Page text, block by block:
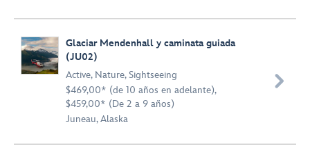
Glaciar Mendenhall y caminata guiada
(JU02)
Active, Nature,Sightseeing
$469,00* (de 10 años en adelante),
$459,00* (De 2 a 9 años)
Juneau, Alaska
